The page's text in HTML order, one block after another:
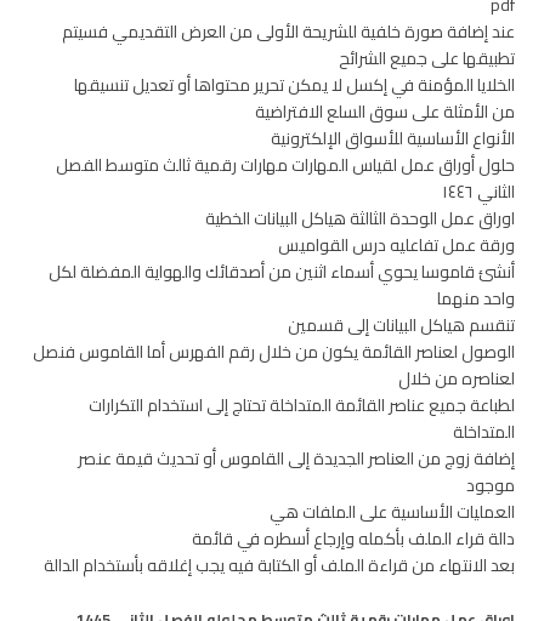
عند إضافة صورة خلفية للشريحة الأولى من العرض التقديمي فسيتم
تطبيقها على جميع الشرائح
الخلايا المؤمنة في إكسل لا يمكن تحرير محتواها أو تعديل تنسيقها
من الأمثلة على سوق السلع الافتراضية
الأنواع الأساسية للأسواق الإلكترونية
حلول أوراق عمل لقياس المهارات مهارات رقمية ثالث متوسط الفصل
الثاني ١٤٤٦
اوراق عمل الوحدة الثالثة هياكل البيانات الخطية
ورقة عمل تفاعليه درس القواميس
أنشئ قاموسا يحوي أسماء اثنين من أصدقائك والهواية المفضلة لكل
واحد منهما
تنقسم هياكل البيانات إلى قسمين
الوصول لعناصر القائمة يكون من خلال رقم الفهرس أما القاموس فنصل
لعناصره من خلال
لطباعة جميع عناصر القائمة المتداخلة تحتاج إلى استخدام التكرارات
المتداخلة
إضافة زوج من العناصر الجديدة إلى القاموس أو تحديث قيمة عنصر
موجود
العمليات الأساسية على الملفات هي
دالة قراء الملف بأكمله وإرجاع أسطره في قائمة
بعد الانتهاء من قراءة الملف أو الكتابة فيه يجب إغلاقه بأستخدام الدالة